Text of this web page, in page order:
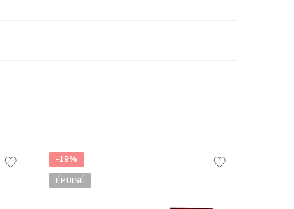
-19%
ÉPUISÉ